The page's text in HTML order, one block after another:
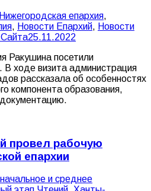
Нижегородская епархия,
, Новости Епархий, Новости
25.11.2022
Ракушина посетили
ходе визита администрация
рассказала об особенностях
компонента образования,
провел рабочую
епархии
и среднее